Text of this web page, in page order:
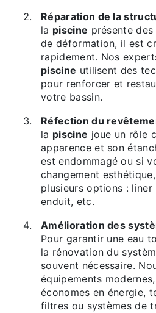
Réparation de la
la piscine présente
de déformation, il est
rapidement. Nos
piscine utilisent des
pour renforcer et
votre bassin.
Réfection du
la piscine joue un rôle
apparence et son
est endommagé ou si
changement
plusieurs options : liner
enduit, etc.
Amélioration des
Pour garantir une eau
la rénovation du
souvent nécessaire.
équipements
économes en énergie,
filtres ou systèmes de